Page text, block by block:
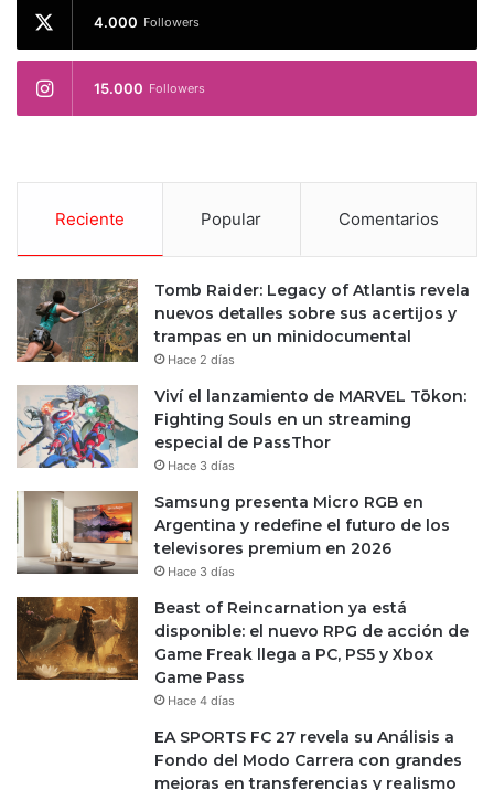
4.000 Followers
15.000 Followers
Reciente Popular Comentarios
Tomb Raider: Legacy of Atlantis revela
nuevos detalles sobre sus acertijos y
trampas en un minidocumental
Hace 2 días
Viví el lanzamiento de MARVEL Tōkon:
Fighting Souls en un streaming
especial de PassThor
Hace 3 días
Samsung presenta Micro RGB en
Argentina y redefine el futuro de los
televisores premium en 2026
Hace 3 días
Beast of Reincarnation ya está
disponible: el nuevo RPG de acción de
Game Freak llega a PC, PS5 y Xbox
Game Pass
Hace 4 días
EA SPORTS FC 27 revela su Análisis a
Fondo del Modo Carrera con grandes
mejoras en transferencias y realismo